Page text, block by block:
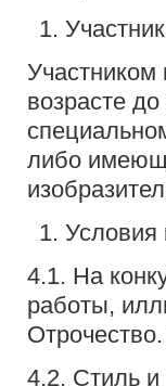
Участником
возрасте
либо
Условия
4.1. На
работы,
4.2. Стиль